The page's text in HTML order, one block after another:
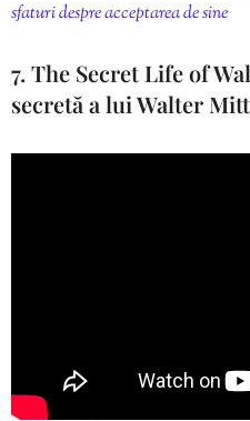
sfaturi despre acceptarea de sine
7. The Secret Life of
secretă a lui Walter